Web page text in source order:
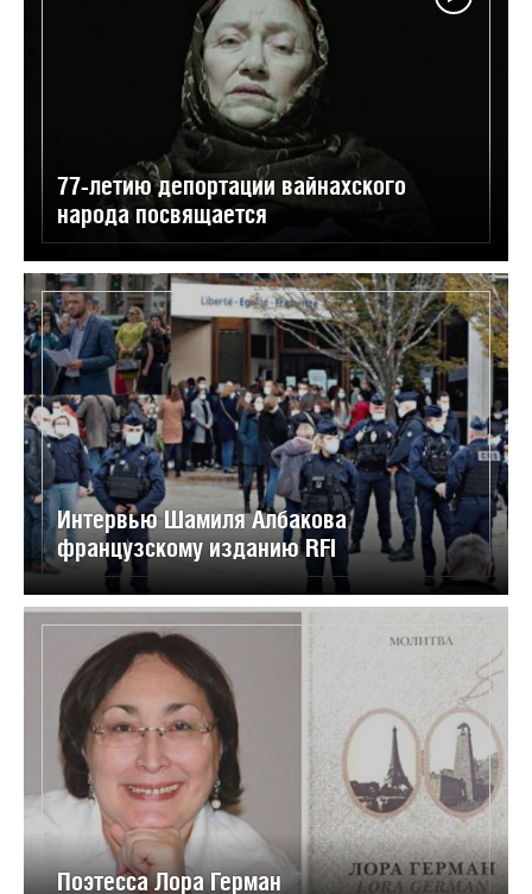
77-летию депортации вайнахского
народа посвящается
Интервью Шамиля Албакова
французскому изданию RFI
Поэтесса Лора Герман